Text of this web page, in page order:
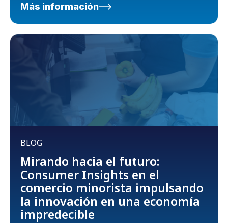
Más información
BLOG
Mirando hacia el futuro:
Consumer Insights en el
comercio minorista impulsando
la innovación en una economía
impredecible